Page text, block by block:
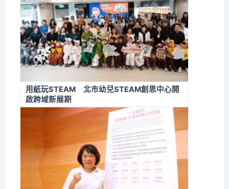
用紙玩STEAM 北市幼兒STEAM創思中心開
啟跨域新展期